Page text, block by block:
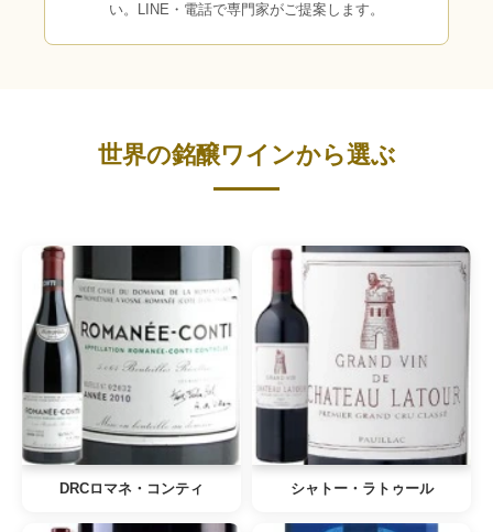
い。LINE・電話で専門家がご提案します。
世界の銘醸ワインから選ぶ
DRCロマネ・コンティ シャトー・ラトゥール